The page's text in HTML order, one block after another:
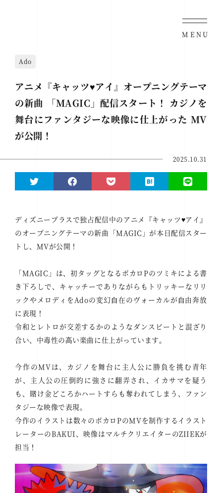
MENU
Ado
アニメ『キャッツ♥アイ』オープニングテーマ
の新曲 「MAGIC」配信スタート！ カジノを
舞台にファンタジーな映像に仕上がった MV
が公開！
2025.10.31
ディズニープラスで独占配信中のアニメ『キャッツ♥アイ』
のオープニングテーマの新曲「MAGIC」が本日配信スター
トし、MVが公開！
「MAGIC」は、初タッグとなるボカロPのツミキによる書
き下ろしで、キャッチーでありながらもトリッキーなリリ
ックやメロディをAdoの変幻⾃在のヴォーカルが⾃由奔放
に表現！
令和とレトロが交差するかのようなダンスビートと混ざり
合い、中毒性の⾼い楽曲に仕上がっています。
今作のMVは、カジノを舞台に主人公に勝負を挑む青年
が、主人公の圧倒的に強さに翻弄され、イカサマを疑う
も、賭け金どころかハートすらも奪われてしまう、ファン
タジーな映像で表現。
今作のイラストは数々のボカロPのMVを制作するイラスト
レーターのBAKUI、映像はマルチクリエイターのZIIEKが
担当！